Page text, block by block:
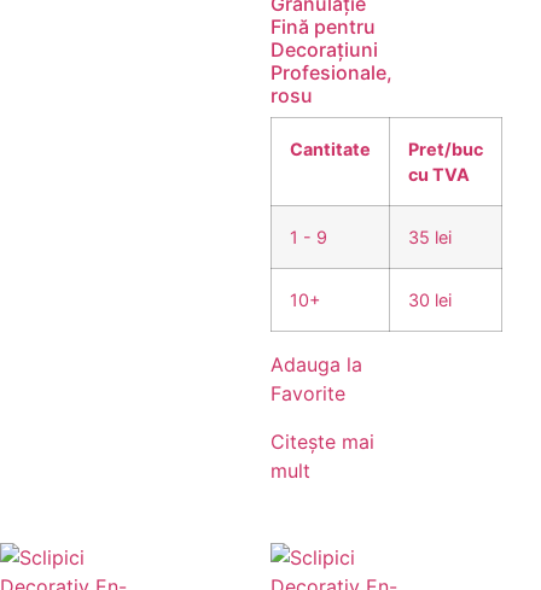
Fină pentru
Decorațiuni
Profesionale,
rosu
Cantitate
Pret/buc
cu TVA
1 - 9 35 lei
10+ 30 lei
Adauga la
Favorite
Citește mai
mult